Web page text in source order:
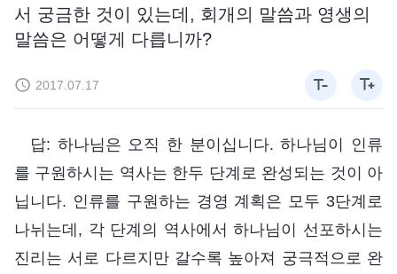
서 궁금한 것이 있는데, 회개의 말씀과 영생의
말씀은 어떻게 다릅니까?
2017.07.17
답: 하나님은 오직 한 분이십니다. 하나님이 인류
를 구원하시는 역사는 한두 단계로 완성되는 것이 아
닙니다. 인류를 구원하는 경영 계획은 모두 3단계로
나뉘는데, 각 단계의 역사에서 하나님이 선포하시는
진리는 서로 다르지만 갈수록 높아져 궁극적으로 완